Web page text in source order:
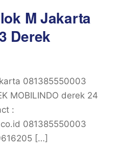
M Jakarta
Derek
081385550003
MOBILINDO derek 24
:
081385550003
[…]